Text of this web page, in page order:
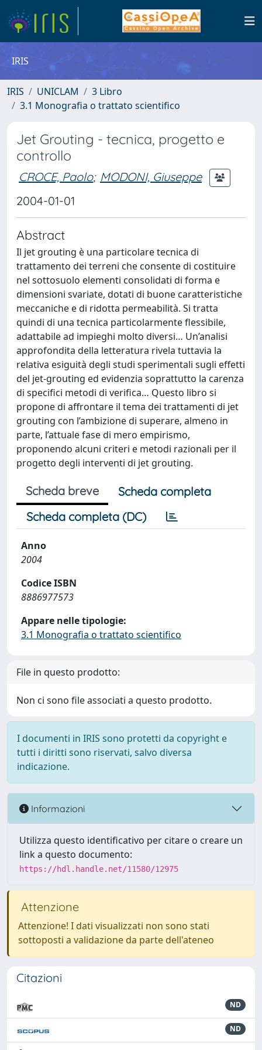
IRIS
IRIS UNICLAM
3 Libro
3.1 Monografia o trattato scientifico
Jet Grouting - tecnica, progetto e
controllo
CROCE, Paolo; MODONI, Giuseppe
2004-01-01
Abstract
Il jet grouting è una particolare tecnica di
trattamento dei terreni che consente di costituire
nel sottosuolo elementi consolidati di forma e
dimensioni svariate, dotati di buone caratteristiche
meccaniche e di ridotta permeabilità. Si tratta
quindi di una tecnica particolarmente flessibile,
adattabile ad impieghi molto diversi… Un’analisi
approfondita della letteratura rivela tuttavia la
relativa esiguità degli studi sperimentali sugli effetti
del jet-grouting ed evidenzia soprattutto la carenza
di specifici metodi di verifica… Questo libro si
propone di affrontare il tema dei trattamenti di jet
grouting con l’ambizione di superare, almeno in
parte, l’attuale fase di mero empirismo,
proponendo alcuni criteri e metodi razionali per il
progetto degli interventi di jet grouting.
Scheda breve
Scheda completa
Scheda completa (DC)
Anno
2004
Codice ISBN
8886977573
Appare nelle tipologie:
3.1 Monografia o trattato scientifico
File in questo prodotto:
Non ci sono file associati a questo prodotto.
I documenti in IRIS sono protetti da copyright e
tutti i diritti sono riservati, salvo diversa
indicazione.
Informazioni
Utilizza questo identificativo per citare o creare un
link a questo documento:
https://hdl.handle.net/11580/12975
Attenzione
Attenzione! I dati visualizzati non sono stati
sottoposti a validazione da parte dell'ateneo
Citazioni
ND
ND